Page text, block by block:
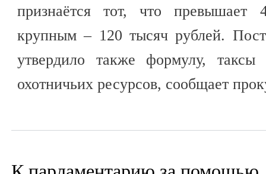
признаётся тот, что превышает
крупным – 120 тысяч рублей.
утвердило также формулу,
охотничьих ресурсов, сообщает